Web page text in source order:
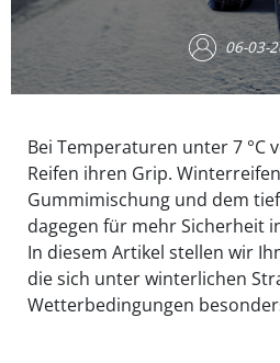
06-03-
Bei Temperaturen unter 7 °C
Reifen ihren Grip.
Gummimischung und dem
dagegen für mehr Sicherheit
In diesem Artikel stellen wir
die sich unter winterlichen
Wetterbedingungen